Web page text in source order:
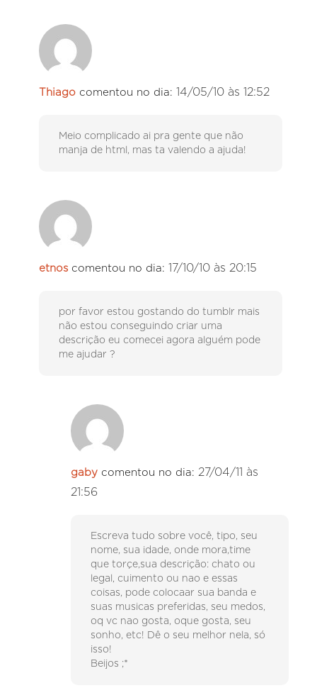
Thiago comentou no dia: 14/05/10 às 12:52
Meio complicado ai pra gente que não
manja de html, mas ta valendo a ajuda!
etnos comentou no dia: 17/10/10 às 20:15
por favor estou gostando do tumblr mais
não estou conseguindo criar uma
descrição eu comecei agora alguém pode
me ajudar ?
gaby comentou no dia: 27/04/11 às
21:56
Escreva tudo sobre você, tipo, seu
nome, sua idade, onde mora,time
que torçe,sua descrição: chato ou
legal, cuimento ou nao e essas
coisas, pode colocaar sua banda e
suas musicas preferidas, seu medos,
oq vc nao gosta, oque gosta, seu
sonho, etc! Dê o seu melhor nela, só
isso!
Beijos ;*